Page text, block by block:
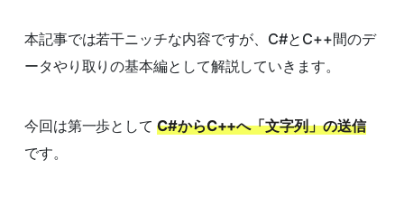
本記事では若干ニッチな内容ですが、C#とC++間のデ
ータやり取りの基本編として解説していきます。
今回は第一歩として C#からC++へ「文字列」の送信
です。